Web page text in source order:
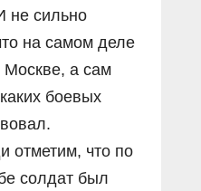
не сильно
на самом деле
Москве, а сам
боевых
отметим, что по
солдат был